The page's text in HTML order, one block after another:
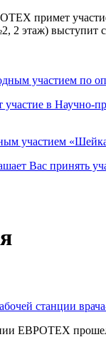
примет
этаж) выступит
участием по
в Научно-
участием «Шейка
Вас принять
станции
ЕВРОТЕХ